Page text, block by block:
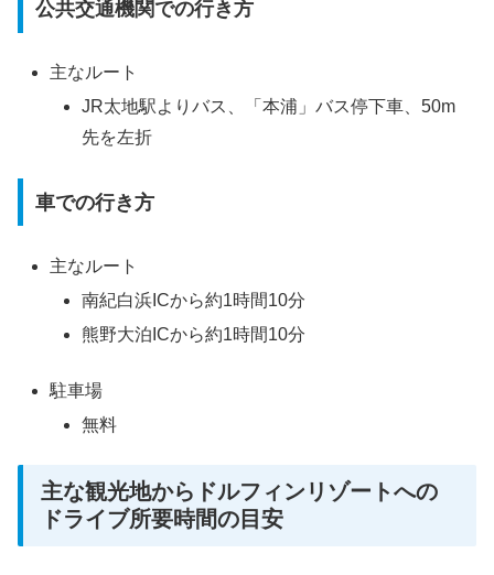
公共交通機関での行き方
主なルート
JR太地駅よりバス、「本浦」バス停下車、50m
先を左折
車での行き方
主なルート
南紀白浜ICから約1時間10分
熊野大泊ICから約1時間10分
駐車場
無料
主な観光地からドルフィンリゾートへの
ドライブ所要時間の目安